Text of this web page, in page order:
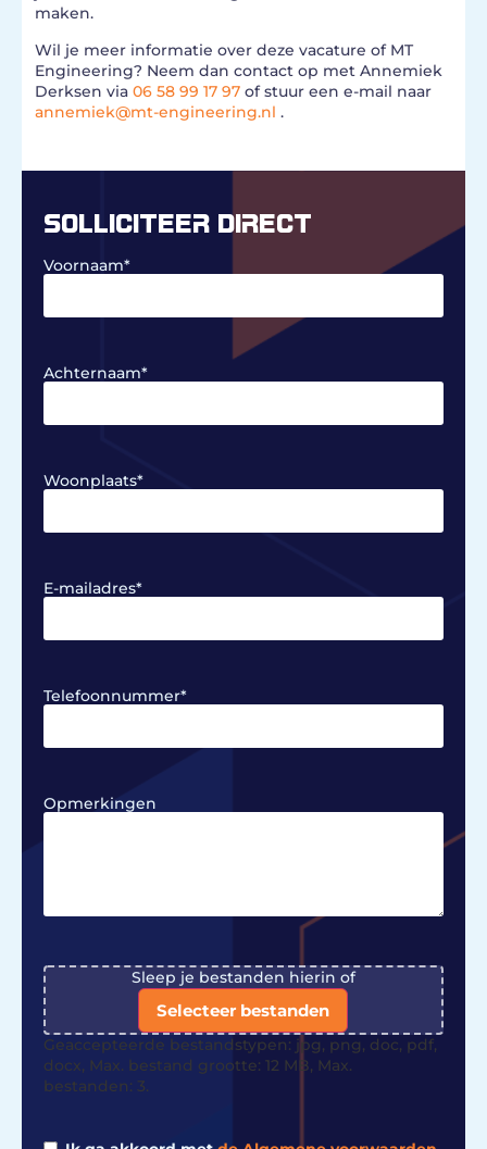
maken.
Wil je meer informatie over deze vacature of MT
Engineering? Neem dan contact op met Annemiek
Derksen via 06 58 99 17 97 of stuur een e-mail naar
annemiek@mt-engineering.nl .
SOLLICITEER DIRECT
Voornaam*
Achternaam*
Woonplaats*
E-mailadres*
Telefoonnummer*
Opmerkingen
File Sleep je bestanden hierin of
Selecteer bestanden
Geaccepteerde bestandstypen: jpg, png, doc, pdf,
docx, Max. bestand grootte: 12 MB, Max.
bestanden: 3.